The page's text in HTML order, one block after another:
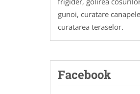
gunoi, curatare
curatarea teraselor.
Facebook